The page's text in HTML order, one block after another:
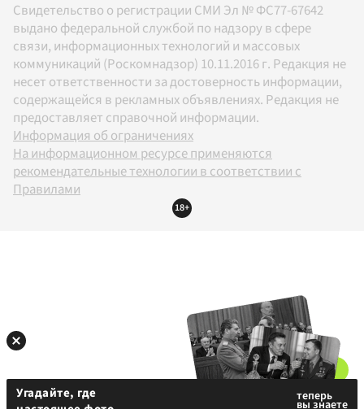
Свидетельство о регистрации СМИ Эл № ФС77-67642
выдано федеральной службой по надзору в сфере
связи, информационных технологий и массовых
коммуникаций (Роскомнадзор) 10.11.2016 г. Редакция не
несет ответственности за достоверность информации,
содержащейся в рекламных объявлениях. Редакция не
предоставляет справочной информации.
Информация об ограничениях
На информационном ресурсе применяются
рекомендательные технологии в соответствии с
Правилами
18+
Угадайте, где